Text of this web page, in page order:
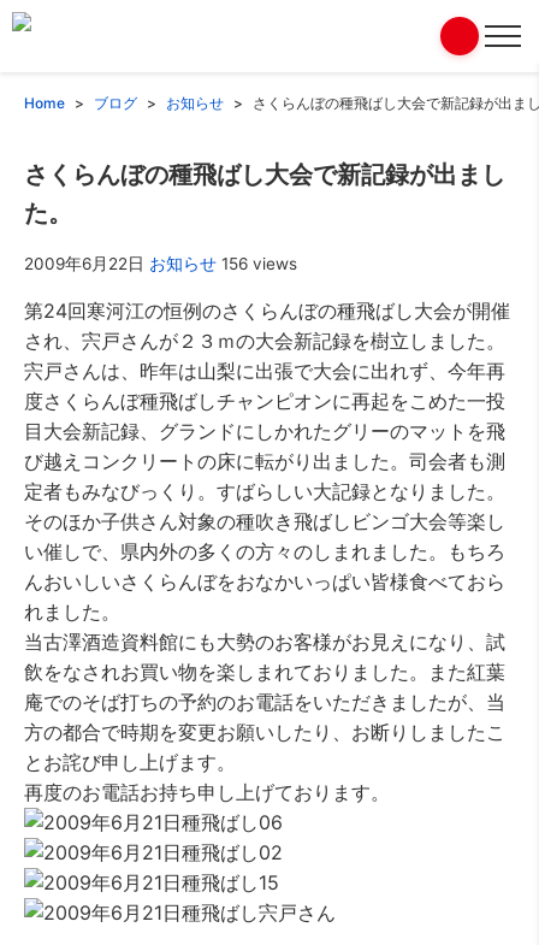
Home ブログ お知らせ さくらんぼの種飛ばし大会で新記録が出ま
さくらんぼの種飛ばし大会で新記録が出まし
た。
2009年6月22日 お知らせ 156 views
第24回寒河江の恒例のさくらんぼの種飛ばし大会が開催
され、宍戸さんが２３ｍの大会新記録を樹立しました。
宍戸さんは、昨年は山梨に出張で大会に出れず、今年再
度さくらんぼ種飛ばしチャンピオンに再起をこめた一投
目大会新記録、グランドにしかれたグリーのマットを飛
び越えコンクリートの床に転がり出ました。司会者も測
定者もみなびっくり。すばらしい大記録となりました。
そのほか子供さん対象の種吹き飛ばしビンゴ大会等楽し
い催しで、県内外の多くの方々のしまれました。もちろ
んおいしいさくらんぼをおなかいっぱい皆様食べておら
れました。
当古澤酒造資料館にも大勢のお客様がお見えになり、試
飲をなされお買い物を楽しまれておりました。また紅葉
庵でのそば打ちの予約のお電話をいただきましたが、当
方の都合で時期を変更お願いしたり、お断りしましたこ
とお詫び申し上げます。
再度のお電話お持ち申し上げております。